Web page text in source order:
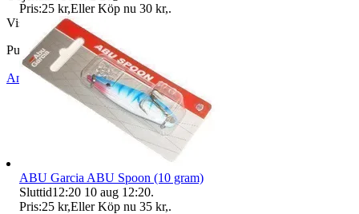
Visningar 55
Publicerad 30 jun 12:35
Anmäl Sälj liknande
Pris:25 kr,Eller Köp nu 30 kr,.
ABU Garcia ABU Spoon (10 gram)
Sluttid12:20 10 aug 12:20.
Pris:25 kr,Eller Köp nu 35 kr,.